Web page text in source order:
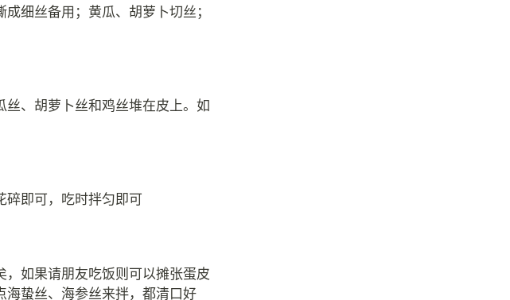
细丝备用；黄瓜、胡萝卜切丝；
、胡萝卜丝和鸡丝堆在皮上。如
碎即可，吃时拌匀即可
如果请朋友吃饭则可以摊张蛋皮
海蛰丝、海参丝来拌，都清口好